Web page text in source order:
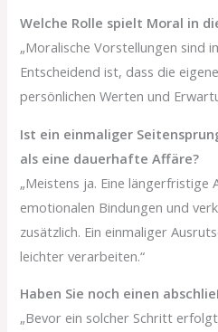
Welche Rolle spielt Moral in
„Moralische Vorstellungen sind
Entscheidend ist, dass die
persönlichen Werten und
Ist ein einmaliger
als eine dauerhafte Affäre?
„Meistens ja. Eine
emotionalen Bindungen und
zusätzlich. Ein einmaliger
leichter verarbeiten.“
Haben Sie noch einen
„Bevor ein solcher Schritt